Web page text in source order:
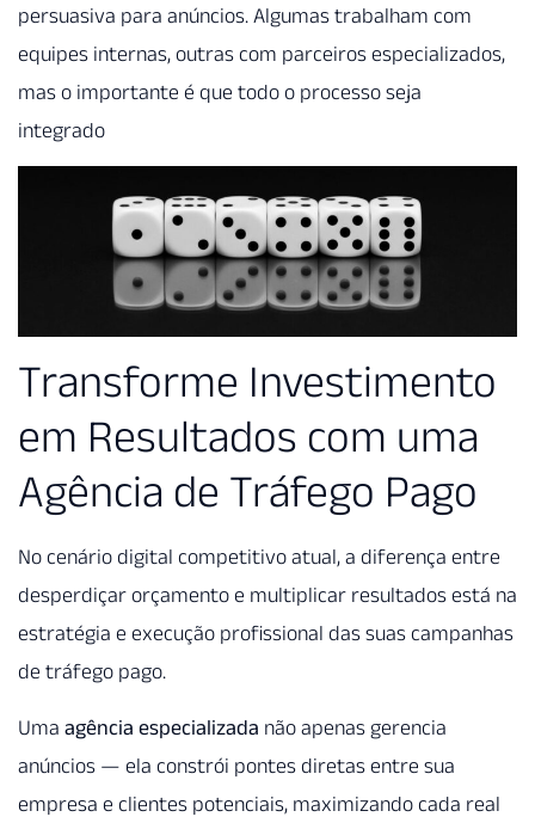
persuasiva para anúncios. Algumas trabalham com
equipes internas, outras com parceiros especializados,
mas o importante é que todo o processo seja
integrado
Transforme Investimento
em Resultados com uma
Agência de Tráfego Pago
No cenário digital competitivo atual, a diferença entre
desperdiçar orçamento e multiplicar resultados está na
estratégia e execução profissional das suas campanhas
de tráfego pago.
Uma agência especializada não apenas gerencia
anúncios — ela constrói pontes diretas entre sua
empresa e clientes potenciais, maximizando cada real